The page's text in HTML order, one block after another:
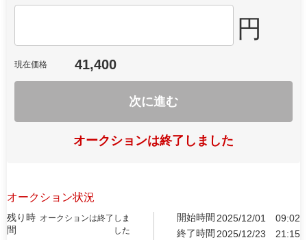
円
現在価格 41,400
次に進む
オークションは終了しました
オークション状況
残り時
間
オークションは終了しま
した
開始時間 2025/12/01
09:02
終了時間 2025/12/23
21:15